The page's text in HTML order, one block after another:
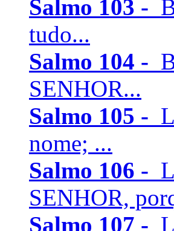
Salmo 103 -
tudo...
Salmo 104 -
SENHOR...
Salmo 105 -
nome; ...
Salmo 106 -
SENHOR,
Salmo 107 -